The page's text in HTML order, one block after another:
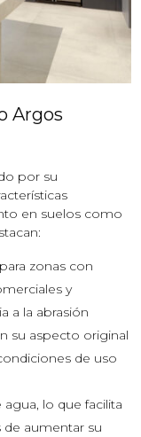
Argos
por su
en suelos como
zonas con
y
a la abrasión
su aspecto original
de uso
lo que facilita
aumentar su